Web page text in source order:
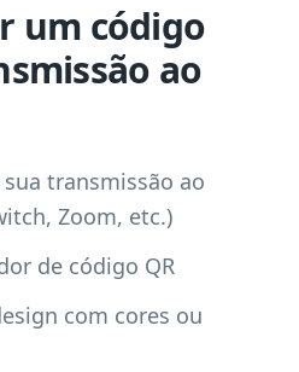
um código
ao
transmissão ao
Zoom, etc.)
de código QR
com cores ou